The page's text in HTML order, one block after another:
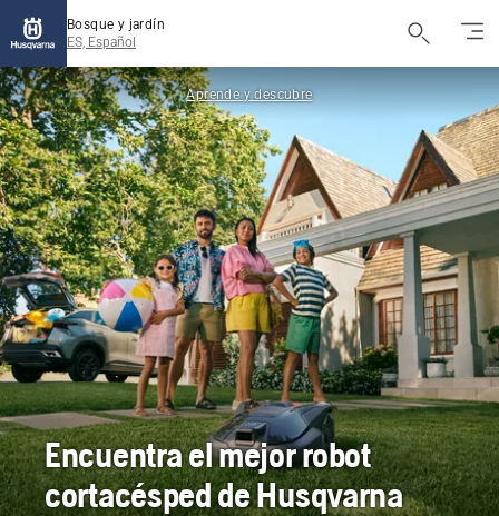
Bosque y jardín
ES, Español
Aprende y descubre
Encuentra el mejor robot
cortacésped de Husqvarna